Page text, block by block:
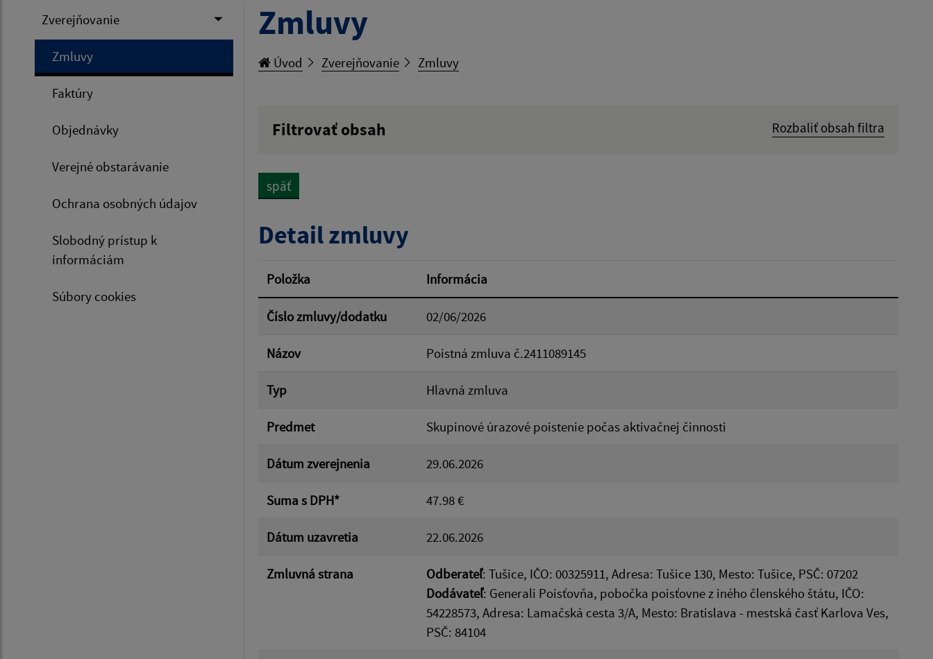
Zverejňovanie
Zmluvy
Faktúry
Objednávky
Verejné obstarávanie
Ochrana osobných údajov
Slobodný prístup k
informáciám
Súbory cookies
Zmluvy
Úvod Zverejňovanie Zmluvy
Filtrovať obsah
Rozbaliť obsah filtra
Suma od:
späť
Detail zmluvy
Položka Informácia
Číslo zmluvy/dodatku 02/06/2026
Názov Poistná zmluva č.2411089145
Typ Hlavná zmluva
Predmet Skupinové úrazové poistenie počas aktivačnej činnosti
Dátum zverejnenia 29.06.2026
Suma s DPH* 47.98 €
Dátum uzavretia 22.06.2026
Zmluvná strana Odberateľ: Tušice, IČO: 00325911, Adresa: Tušice 130, Mesto: Tušice, PSČ: 07202
Dodávateľ: Generali Poisťovňa, pobočka poisťovne z iného členského štátu, IČO:
54228573, Adresa: Lamačská cesta 3/A, Mesto: Bratislava - mestská časť Karlova Ves,
PSČ: 84104